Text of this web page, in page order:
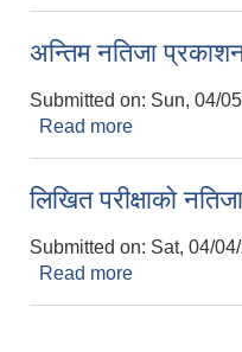
अन्तिम नतिजा
Submitted on: Sun, 04/
Read more
लिखित परीक्षाकाे
Submitted on: Sat, 04/
Read more